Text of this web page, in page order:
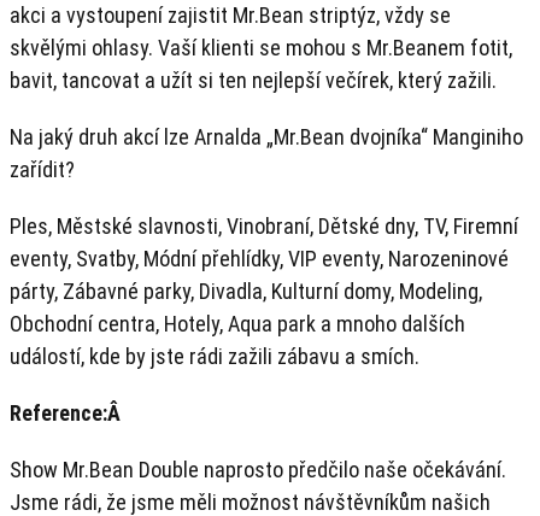
akci a vystoupení zajistit Mr.Bean striptýz, vždy se
skvělými ohlasy. Vaší klienti se mohou s Mr.Beanem fotit,
bavit, tancovat a užít si ten nejlepší večírek, který zažili.
Na jaký druh akcí lze Arnalda „Mr.Bean dvojníka“ Manginiho
zařídit?
Ples, Městské slavnosti, Vinobraní, Dětské dny, TV, Firemní
eventy, Svatby, Módní přehlídky, VIP eventy, Narozeninové
párty, Zábavné parky, Divadla, Kulturní domy, Modeling,
Obchodní centra, Hotely, Aqua park a mnoho dalších
událostí, kde by jste rádi zažili zábavu a smích.
Reference:Â
Show Mr.Bean Double naprosto předčilo naše očekávání.
Jsme rádi, že jsme měli možnost návštěvníkům našich